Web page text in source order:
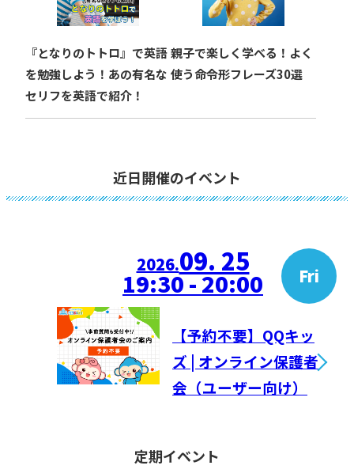
『となりのトトロ』で英語
を勉強しよう！あの有名な
セリフを英語で紹介！
親子で楽しく学べる！よく
使う命令形フレーズ30選
近日開催のイベント
2026.09. 25 Fri
19:30 - 20:00
【予約不要】QQキッ
ズ | オンライン保護者
会（ユーザー向け）
定期イベント